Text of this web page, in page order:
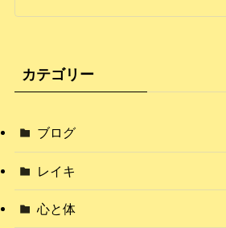
カテゴリー
ブログ
レイキ
心と体